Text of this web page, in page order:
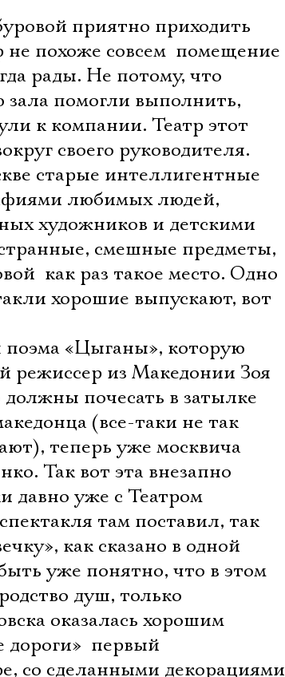
приятно приходить 
похоже совсем  помещение
рады. Не потому, что
помогли выполнить,
к компании. Театр этот
своего руководителя.
старые интеллигентные
любимых людей,
художников и детскими
смешные предметы,
 как раз такое место. Одно
хорошие выпускают, вот
поэма «Цыганы», которую
режиссер из Македонии Зоя
почесать в затылке
(все-таки не так
теперь уже москвича
Так вот эта внезапно
давно уже с Театром
там поставил, так
как сказано в одной
уже понятно, что в этом
душ, только
оказалась хорошим
 первый
со сделанными декорациями